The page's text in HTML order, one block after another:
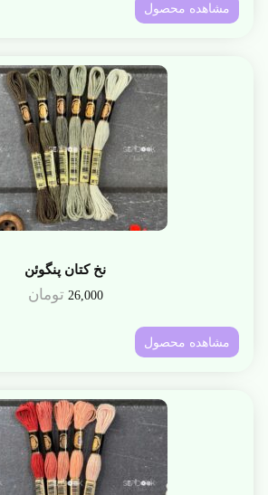
مشاهده محصول
نخ کتان پنگوئن
26,000 تومان
مشاهده محصول